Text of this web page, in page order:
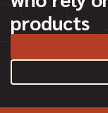
products